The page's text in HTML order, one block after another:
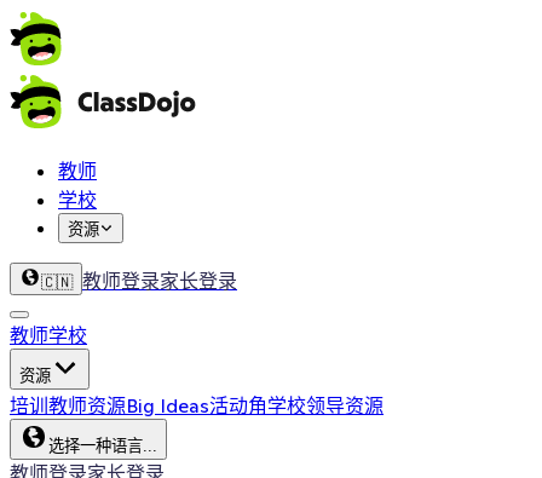
教师
学校
资源
🇨🇳 教师登录家长登录
教师学校
资源
培训 教师资源Big Ideas活动角学校领导资源
选择一种语言...
教师登录家长登录